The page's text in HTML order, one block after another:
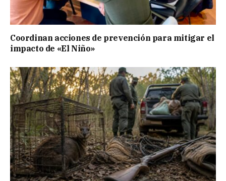
Coordinan acciones de prevención para mitigar el
impacto de «El Niño»